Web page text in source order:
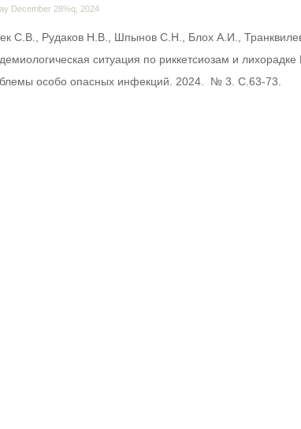
December 28%q, 2024
С.В., Рудаков Н.В., Шпынов С.Н., Блох А.И.,
ситуация по риккетсиозам и
особо опасных инфекций. 2024. № 3. С.63-73.